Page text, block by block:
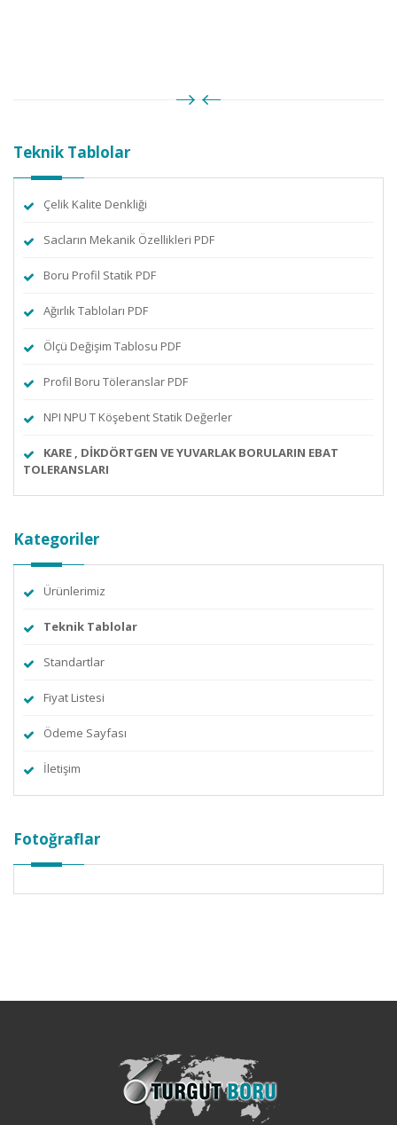
Teknik Tablolar
Çelik Kalite Denkliği
Sacların Mekanik Özellikleri PDF
Boru Profil Statik PDF
Ağırlık Tabloları PDF
Ölçü Değişim Tablosu PDF
Profil Boru Töleranslar PDF
NPI NPU T Köşebent Statik Değerler
KARE , DİKDÖRTGEN VE YUVARLAK BORULARIN EBAT
TOLERANSLARI
Kategoriler
Ürünlerimiz
Teknik Tablolar
Standartlar
Fiyat Listesi
Ödeme Sayfası
İletişim
Fotoğraflar